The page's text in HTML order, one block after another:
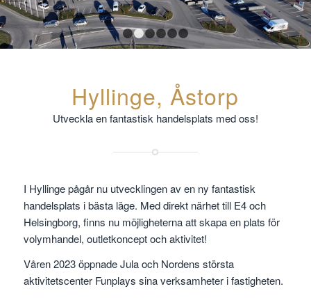
1 2 3 4 5 6
Hyllinge, Åstorp
Utveckla en fantastisk handelsplats med oss!
I Hyllinge pågår nu utvecklingen av en ny fantastisk
handelsplats i bästa läge. Med direkt närhet till E4 och
Helsingborg, finns nu möjligheterna att skapa en plats för
volymhandel, outletkoncept och aktivitet!
Våren 2023 öppnade Jula och Nordens största
aktivitetscenter Funplays sina verksamheter i fastigheten.